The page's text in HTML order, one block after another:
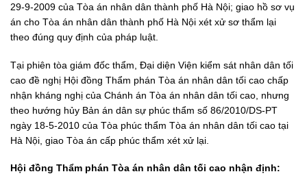
29-9-2009 của Tòa án nhân dân thành phố Hà Nội; giao hồ sơ vụ
án cho Tòa án nhân dân thành phố Hà Nội xét xử sơ thẩm lại
theo đúng quy định của pháp luật.
Tại phiên tòa giám đốc thẩm, Đại diện Viện kiểm sát nhân dân tối
cao đề nghị Hội đồng Thẩm phán Tòa án nhân dân tối cao chấp
nhận kháng nghị của Chánh án Tòa án nhân dân tối cao, nhưng
theo hướng hủy Bản án dân sự phúc thẩm số 86/2010/DS-PT
ngày 18-5-2010 của Tòa phúc thẩm Tòa án nhân dân tối cao tại
Hà Nội, giao Tòa án cấp phúc thẩm xét xử lại.
Hội đồng Thẩm phán Tòa án nhân dân tối cao nhận định: